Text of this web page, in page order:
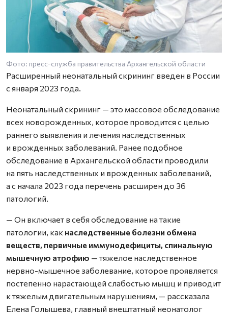
Фото: пресс-служба правительства Архангельской области
Расширенный неонатальный скрининг введен в России
с января 2023 года.
Неонатальный скрининг — это массовое обследование
всех новорожденных, которое проводится с целью
раннего выявления и лечения наследственных
и врожденных заболеваний. Ранее подобное
обследование в Архангельской области проводили
на пять наследственных и врожденных заболеваний,
а с начала 2023 года перечень расширен до 36
патологий.
— Он включает в себя обследование на такие
патологии, как наследственные болезни обмена
веществ, первичные иммунодефициты, спинальную
мышечную атрофию — тяжелое наследственное
нервно-мышечное заболевание, которое проявляется
постепенно нарастающей слабостью мышц и приводит
к тяжелым двигательным нарушениям, — рассказала
Елена Голышева, главный внештатный неонатолог